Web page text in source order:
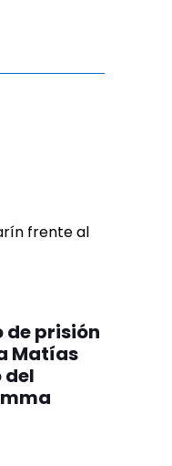
de prisión
Matías
del